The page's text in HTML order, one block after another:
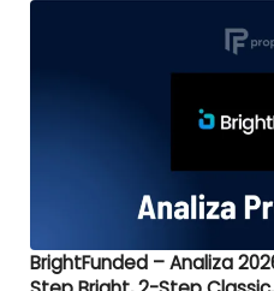
BrightFunded – Analiza